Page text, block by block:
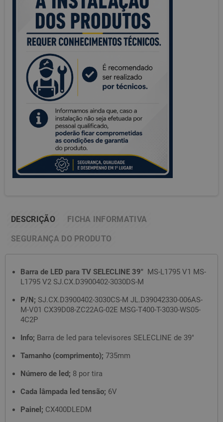
DESCRIÇÃO FICHA INFORMATIVA
SEGURANÇA DO PRODUTO
Barra de LED para TV SELECLINE 39" MS-L1795 V1 MS-
L1795 V2 SJ.CX.D3900402-3030DS-M
P/N; SJ.CX.D3900402-3030CS-M JL.D39042330-006AS-
M-V01 CX39D08-ZC22AG-02E MSG-T400-T-3030-WS05-
4C2P
Info; Barra de led para televisores SELECLINE de 39"
Tamanho (comprimento); 735mm
Número de led; 8 por tira
Cada lâmpada led tensão; 6V
Painel; CX400DLEDM